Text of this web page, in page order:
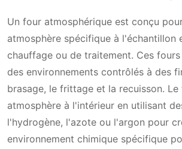
Un four atmosphérique est conçu
atmosphère spécifique à l'échantillon
chauffage ou de traitement. Ces
des environnements contrôlés à des
brasage, le frittage et la recuisson.
atmosphère à l'intérieur en utilisant
l'hydrogène, l'azote ou l'argon pour
environnement chimique spécifique